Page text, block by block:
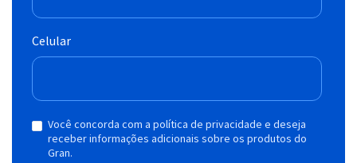
Celular
Você concorda com a política de privacidade e deseja
receber informações adicionais sobre os produtos do
Gran.